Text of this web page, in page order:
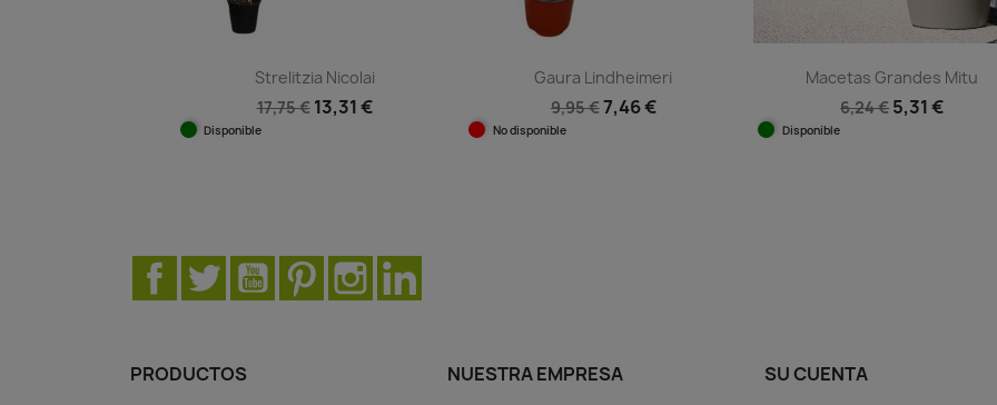
Strelitzia Nicolai
17,75 € 13,31 €
Disponible
Gaura Lindheimeri
9,95 €7,46 €
No disponible
Macetas Grandes Mitu
6,24 € 5,31 €
Disponible
Facebook
Twitter YouTubePinterestInstagram
PRODUCTOS NUESTRA EMPRESA SU CUENTA